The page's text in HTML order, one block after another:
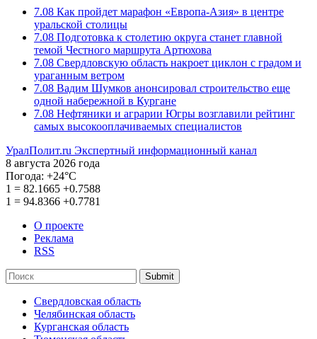
7.08 Как пройдет марафон «Европа-Азия» в центре
уральской столицы
7.08 Подготовка к столетию округа станет главной
темой Честного маршрута Артюхова
7.08 Свердловскую область накроет циклон с градом и
ураганным ветром
7.08 Вадим Шумков анонсировал строительство еще
одной набережной в Кургане
7.08 Нефтяники и аграрии Югры возглавили рейтинг
самых высокооплачиваемых специалистов
УралПолит.ru Экспертный информационный канал
8 августа 2026 года
Погода: +24°С
1 = 82.1665 +0.7588
1 = 94.8366 +0.7781
О проекте
Реклама
RSS
Submit
Свердловская область
Челябинская область
Курганская область